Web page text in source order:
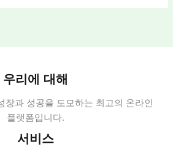
우리에 대해
장과 성공을 도모하는 최고의 온라인
플랫폼입니다.
서비스